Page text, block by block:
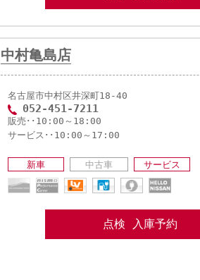
中村亀島店
名古屋市中村区井深町18-40
052-451-7211
販売･･10:00～18:00
サービス･･10:00～17:00
新車 中古車 サービス
点検 入庫予約